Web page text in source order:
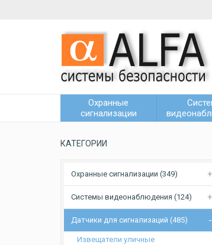
Охранные
сигнализации
КАТЕГОРИИ
Охранные сигнализации (349)
Системы видеонаблюдения (124)
Датчики для сигнализаций (485)
Извещатели уличные